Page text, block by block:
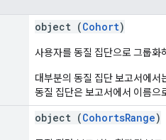
object (Cohort)
사용자를 동질 집단으로 그룹화
대부분의 동질 집단 보고서에서
동질 집단은 보고서에서 이름으
object (CohortsRange)